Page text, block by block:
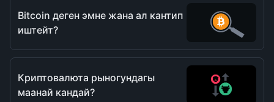
Bitcoin деген эмне жана ал кантип
иштейт?
Криптовалюта рыногундагы
маанай кандай?